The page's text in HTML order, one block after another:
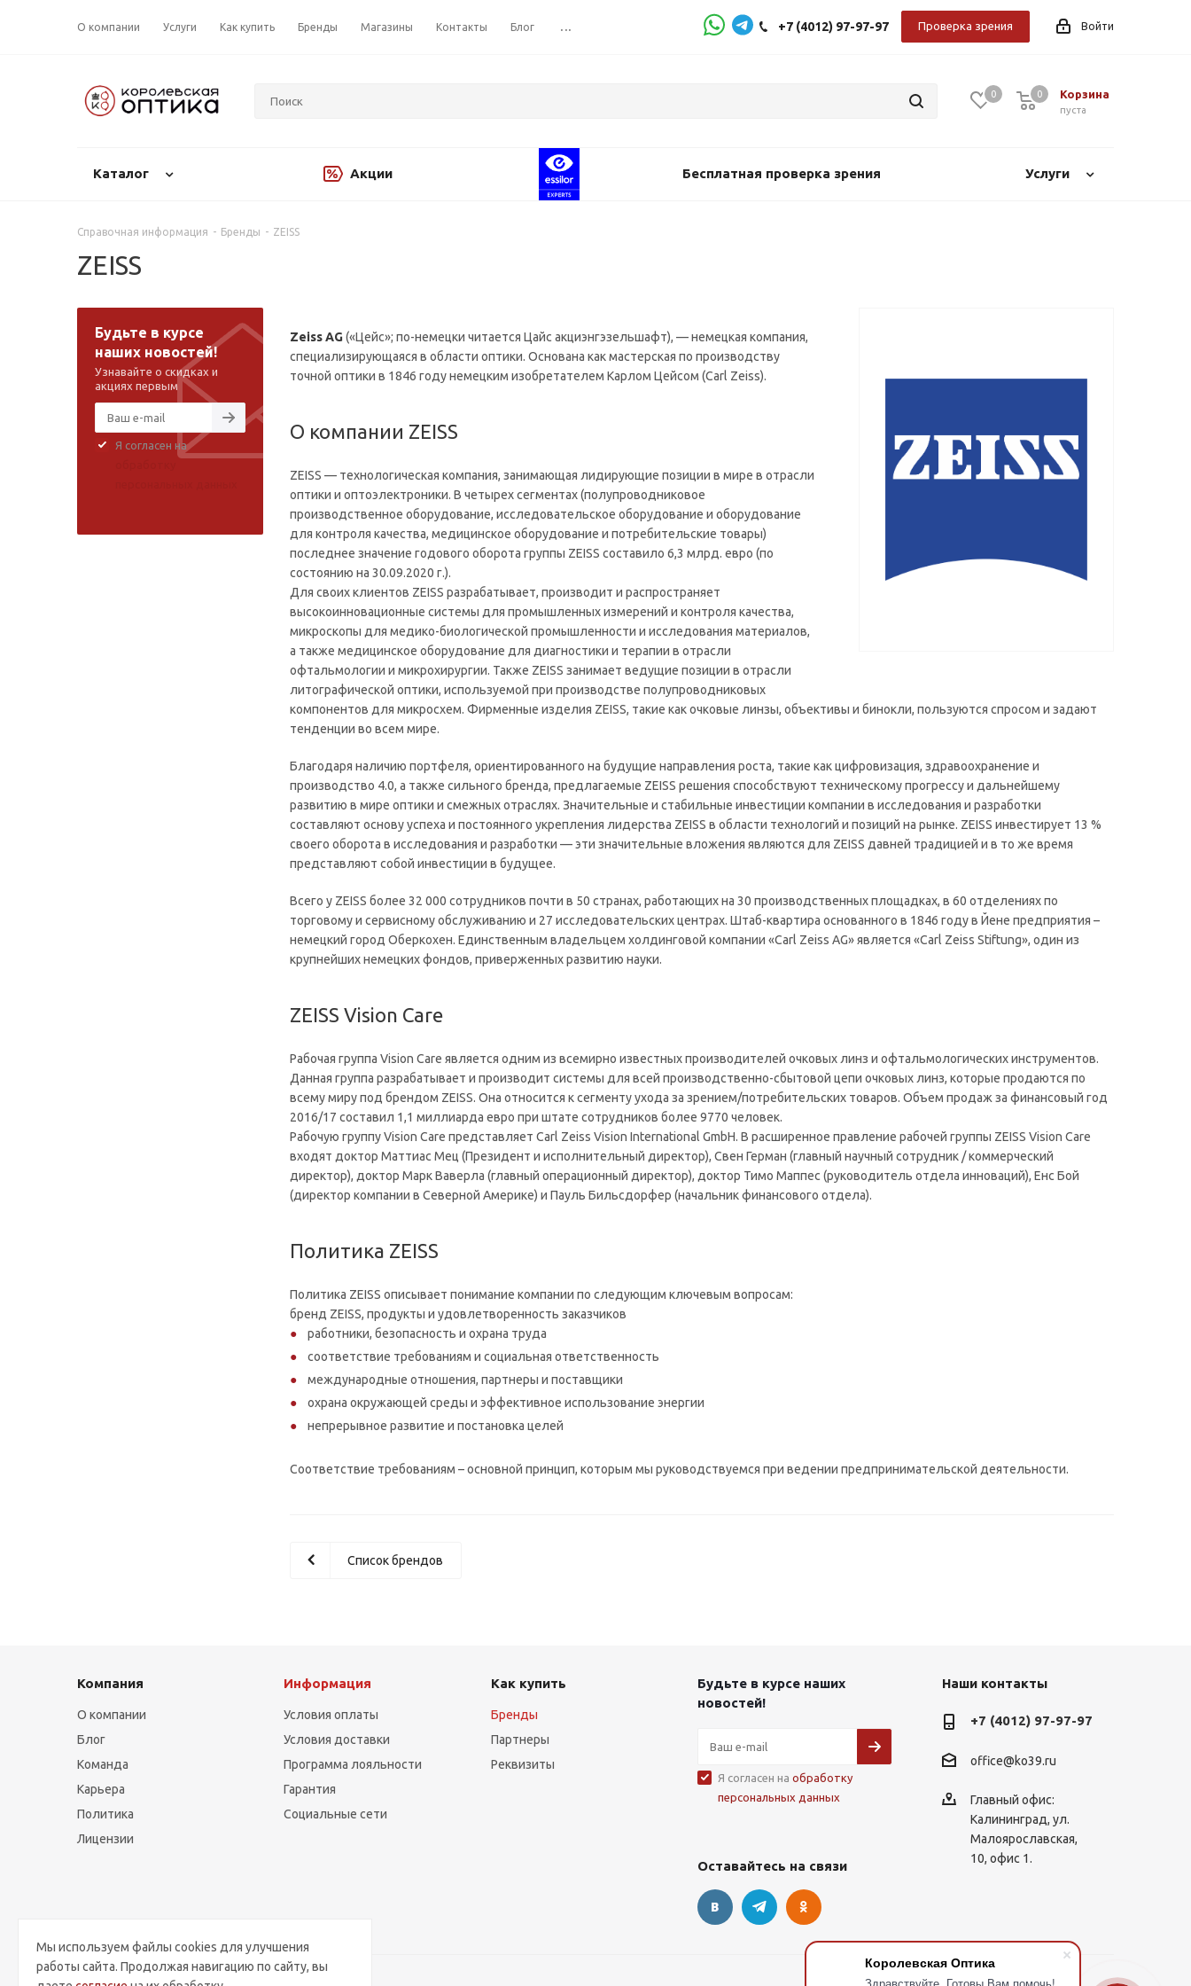
Королевская Оптика
О компании Услуги Как купить Бренды Магазины Контакты Блог ... Войти
+7 (4012) 97-97-97 Проверка зрения
0 Корзина
0
пуста
0
Каталог Акции Бесплатная проверка зрения Услуги
Справочная информация - Бренды - ZEISS
ZEISS
Zeiss AG(«Цейс»; по-немецки читается Цайс акциэнгэзельшафт), — немецкая компания,
специализирующаяся в области оптики. Основана как мастерская по производству
точной оптики в 1846 году немецким изобретателем Карлом Цейсом (Carl Zeiss).
О компании ZEISS
ZEISS — технологическая компания, занимающая лидирующие позиции в мире в отрасли
оптики и оптоэлектроники. В четырех сегментах (полупроводниковое
производственное оборудование, исследовательское оборудование и оборудование
для контроля качества, медицинское оборудование и потребительские товары)
последнее значение годового оборота группы ZEISS составило 6,3 млрд. евро (по
состоянию на 30.09.2020 г.).
Для своих клиентов ZEISS разрабатывает, производит и распространяет
высокоинновационные системы для промышленных измерений и контроля качества,
микроскопы для медико-биологической промышленности и исследования материалов,
а также медицинское оборудование для диагностики и терапии в отрасли
офтальмологии и микрохирургии. Также ZEISS занимает ведущие позиции в отрасли
литографической оптики, используемой при производстве полупроводниковых
компонентов для микросхем. Фирменные изделия ZEISS, такие как очковые линзы, объективы и бинокли, пользуются спросом и задают
тенденции во всем мире.
Благодаря наличию портфеля, ориентированного на будущие направления роста, такие как цифровизация, здравоохранение и
производство 4.0, а также сильного бренда, предлагаемые ZEISS решения способствуют техническому прогрессу и дальнейшему
развитию в мире оптики и смежных отраслях. Значительные и стабильные инвестиции компании в исследования и разработки
составляют основу успеха и постоянного укрепления лидерства ZEISS в области технологий и позиций на рынке. ZEISS инвестирует 13 %
своего оборота в исследования и разработки — эти значительные вложения являются для ZEISS давней традицией и в то же время
представляют собой инвестиции в будущее.
Всего у ZEISS более 32 000 сотрудников почти в 50 странах, работающих на 30 производственных площадках, в 60 отделениях по
торговому и сервисному обслуживанию и 27 исследовательских центрах. Штаб-квартира основанного в 1846 году в Йене предприятия –
немецкий город Оберкохен. Единственным владельцем холдинговой компании «Carl Zeiss AG» является «Carl Zeiss Stiftung», один из
крупнейших немецких фондов, приверженных развитию науки.
ZEISS Vision Care
Рабочая группа Vision Care является одним из всемирно известных производителей очковых линз и офтальмологических инструментов.
Данная группа разрабатывает и производит системы для всей производственно-сбытовой цепи очковых линз, которые продаются по
всему миру под брендом ZEISS. Она относится к сегменту ухода за зрением/потребительских товаров. Объем продаж за финансовый год
2016/17 составил 1,1 миллиарда евро при штате сотрудников более 9770 человек.
Рабочую группу Vision Care представляет Carl Zeiss Vision International GmbH. В расширенное правление рабочей группы ZEISS Vision Care
входят доктор Маттиас Мец (Президент и исполнительный директор), Свен Герман (главный научный сотрудник / коммерческий
директор), доктор Марк Ваверла (главный операционный директор), доктор Тимо Маппес (руководитель отдела инноваций), Енс Бой
(директор компании в Северной Америке) и Пауль Бильсдорфер (начальник финансового отдела).
Политика ZEISS
Политика ZEISS описывает понимание компании по следующим ключевым вопросам:
бренд ZEISS, продукты и удовлетворенность заказчиков
работники, безопасность и охрана труда
соответствие требованиям и социальная ответственность
международные отношения, партнеры и поставщики
охрана окружающей среды и эффективное использование энергии
непрерывное развитие и постановка целей
Соответствие требованиям – основной принцип, которым мы руководствуемся при ведении предпринимательской деятельности.
Список брендов
Будьте в курсе
наших новостей!
Узнавайте о скидках и
акциях первым
Я согласен на
Компания
О компании
Блог
Команда
Карьера
Политика
Лицензии
Информация
Условия оплаты
Условия доставки
Программа лояльности
Гарантия
Социальные сети
Как купить
Бренды
Партнеры
Реквизиты
Будьте в курсе наших
новостей!
Я согласен на обработку
персональных данных
Оставайтесь на связи
Наши контакты
+7 (4012) 97-97-97
office@ko39.ru
Главный офис:
Калининград, ул.
Малоярославская,
10, офис 1.
Мы используем файлы cookies для улучшения
работы сайта. Продолжая навигацию по сайту, вы